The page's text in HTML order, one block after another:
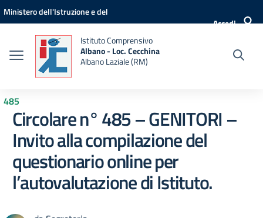
Vai ai contenuti
Vai al menu di navigazione
Vai al footer
Ministero dell'Istruzione e del
Accedi
Istituto Comprensivo
Albano - Loc. Cecchina
Albano Laziale (RM)
485
Circolare n° 485 – GENITORI –
Invito alla compilazione del
questionario online per
l’autovalutazione di Istituto.